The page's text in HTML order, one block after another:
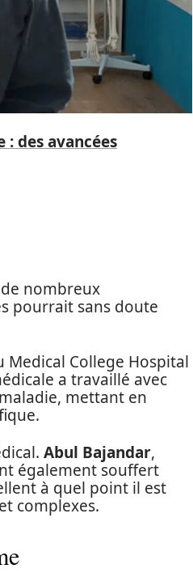
des avancées
nombreux
pourrait sans doute
Medical College Hospital
a travaillé avec
mettant en
Abul Bajandar,
également souffert
à quel point il est
complexes.